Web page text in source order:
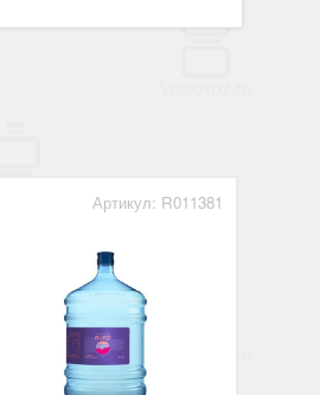
Артикул: R011381